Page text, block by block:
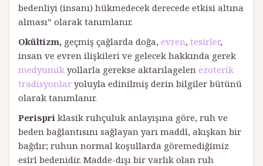
bedenliyi (insanı) hükmedecek derecede etkisi altına
alması” olarak tanımlanır.
Okültizm, geçmiş çağlarda doğa, evren, tesirler,
insan ve evren ilişkileri ve gelecek hakkında gerek
medyumik yollarla gerekse aktarılagelen ezoterik
tradisyonlar yoluyla edinilmiş derin bilgiler bütünü
olarak tanımlanır.
Perispri klasik ruhçuluk anlayışına göre, ruh ve
beden bağlantısını sağlayan yarı maddî, akışkan bir
bağdır; ruhun normal koşullarda göremediğimiz
esîrî bedenidir. Madde-dışı bir varlık olan ruh